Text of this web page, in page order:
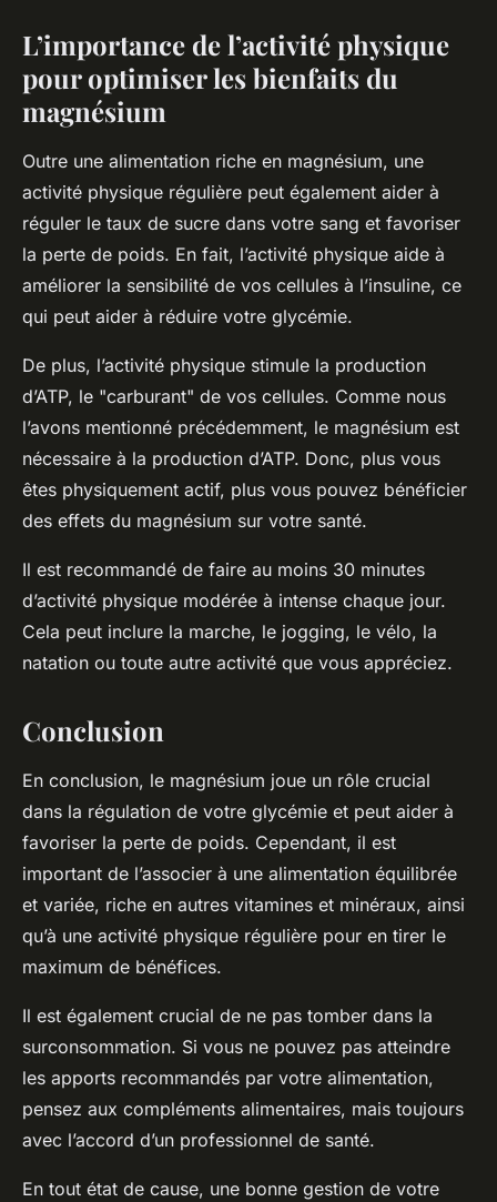
L’importance de l’activité physique
pour optimiser les bienfaits du
magnésium
Outre une alimentation riche en magnésium, une
activité physique régulière peut également aider à
réguler le taux de sucre dans votre sang et favoriser
la perte de poids. En fait, l’activité physique aide à
améliorer la sensibilité de vos cellules à l’insuline, ce
qui peut aider à réduire votre glycémie.
De plus, l’activité physique stimule la production
d’ATP, le "carburant" de vos cellules. Comme nous
l’avons mentionné précédemment, le magnésium est
nécessaire à la production d’ATP. Donc, plus vous
êtes physiquement actif, plus vous pouvez bénéficier
des effets du magnésium sur votre santé.
Il est recommandé de faire au moins 30 minutes
d’activité physique modérée à intense chaque jour.
Cela peut inclure la marche, le jogging, le vélo, la
natation ou toute autre activité que vous appréciez.
Conclusion
En conclusion, le magnésium joue un rôle crucial
dans la régulation de votre glycémie et peut aider à
favoriser la perte de poids. Cependant, il est
important de l’associer à une alimentation équilibrée
et variée, riche en autres vitamines et minéraux, ainsi
qu’à une activité physique régulière pour en tirer le
maximum de bénéfices.
Il est également crucial de ne pas tomber dans la
surconsommation. Si vous ne pouvez pas atteindre
les apports recommandés par votre alimentation,
pensez aux compléments alimentaires, mais toujours
avec l’accord d’un professionnel de santé.
En tout état de cause, une bonne gestion de votre